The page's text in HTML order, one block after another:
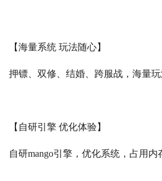
【海量系统 玩法随心】
押镖、双修、结婚、跨服战，海量
【自研引擎 优化体验】
自研mango引擎，优化系统，占用内